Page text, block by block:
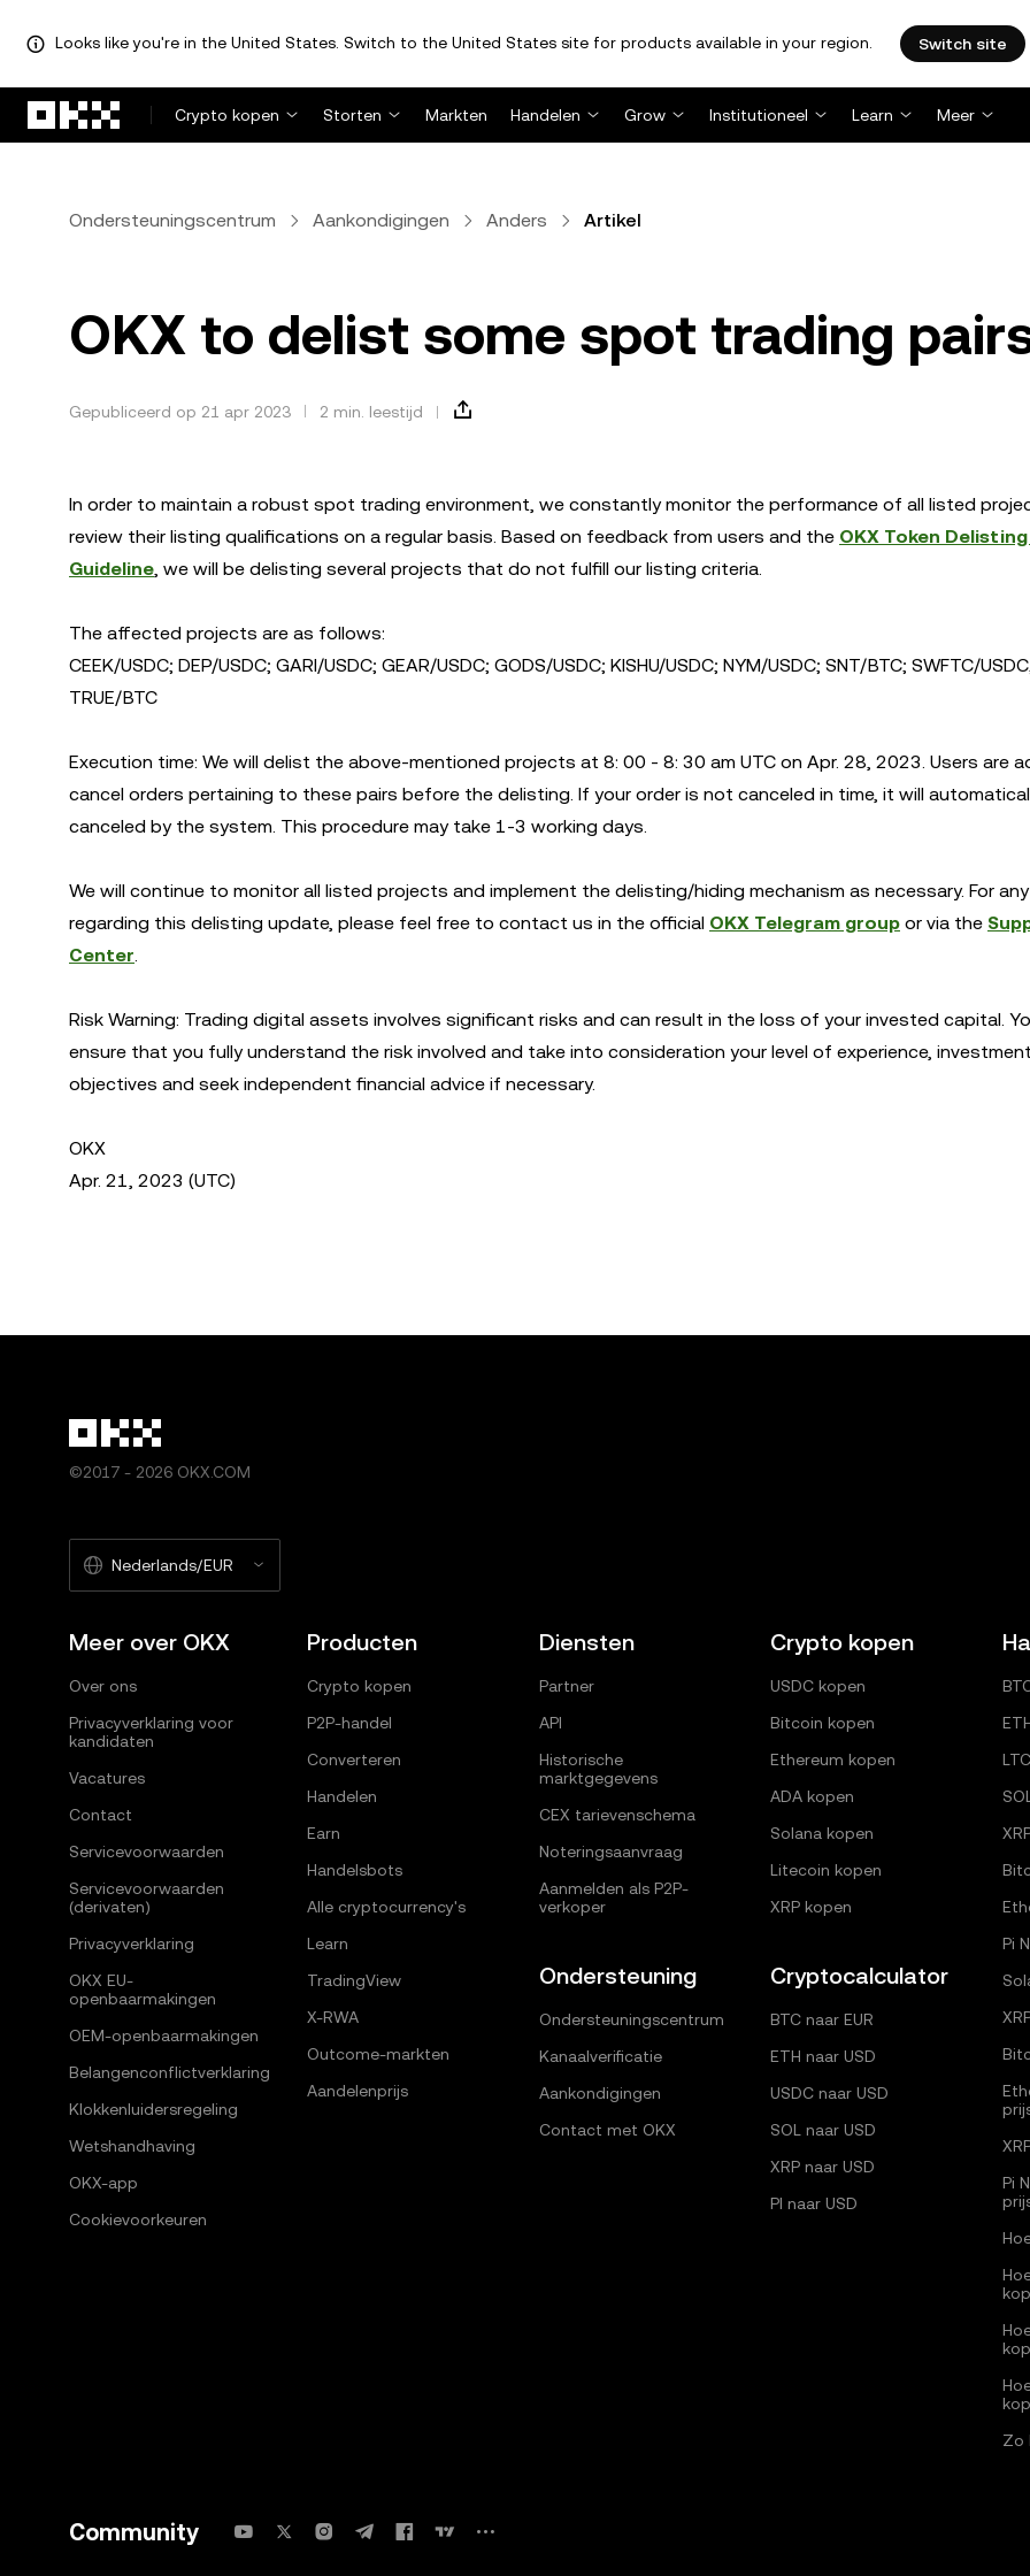
Looks like you're in the United States. Switch to the United States site for products available in your region. Switch site
Crypto kopen
Storten Markten Handelen Grow Institutioneel Learn Meer
Ondersteuningscentrum Aankondigingen Anders Artikel
OKX to delist some spot trading
Gepubliceerd op 21 apr 2023 2 min. leestijd
In order to maintain a robust spot trading environment, we constantly monitor the performance of all listed
review their listing qualifications on a regular basis. Based on feedback from users and the OKX Token
Guideline, we will be delisting several projects that do not fulfill our listing criteria.
The affected projects are as follows:
CEEK/USDC; DEP/USDC; GARI/USDC; GEAR/USDC; GODS/USDC; KISHU/USDC; NYM/USDC; SNT/BTC; SWFTC/
TRUE/BTC
Execution time: We will delist the above-mentioned projects at 8: 00 - 8: 30 am UTC on Apr. 28, 2023. Users are
cancel orders pertaining to these pairs before the delisting. If your order is not canceled in time, it will
canceled by the system. This procedure may take 1-3 working days.
We will continue to monitor all listed projects and implement the delisting/hiding mechanism as necessary. For
regarding this delisting update, please feel free to contact us in the official OKX Telegram group or via the
Center.
Risk Warning: Trading digital assets involves significant risks and can result in the loss of your invested capital.
ensure that you fully understand the risk involved and take into consideration your level of experience,
objectives and seek independent financial advice if necessary.
OKX
Apr. 21, 2023 (UTC)
©2017 - 2026 OKX.COM
Nederlands/EUR
Meer over OKX
Over ons
Privacyverklaring voor
kandidaten
Vacatures
Contact
Servicevoorwaarden
Servicevoorwaarden
(derivaten)
Privacyverklaring
OKX EU-
openbaarmakingen
OEM-openbaarmakingen
Belangenconflictverklaring
Klokkenluidersregeling
Wetshandhaving
OKX-app
Cookievoorkeuren
Producten
Crypto kopen
P2P-handel
Converteren
Handelen
Earn
Handelsbots
Alle cryptocurrency's
Learn
TradingView
X-RWA
Outcome-markten
Aandelenprijs
Diensten
Partner
API
Historische
marktgegevens
CEX tarievenschema
Noteringsaanvraag
Aanmelden als P2P-
verkoper
Ondersteuning
Ondersteuningscentrum
Kanaalverificatie
Aankondigingen
Contact met OKX
Crypto kopen
USDC kopen
Bitcoin kopen
Ethereum kopen
ADA kopen
Solana kopen
Litecoin kopen
XRP kopen
Cryptocalculator
BTC naar EUR
ETH naar USD
USDC naar USD
SOL naar USD
XRP naar USD
PI naar USD
Pi
Pi
Zo
Community